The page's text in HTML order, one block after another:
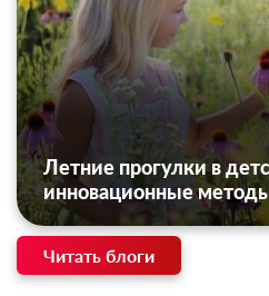
Летние прогулки в
инновационные
Читать блоги